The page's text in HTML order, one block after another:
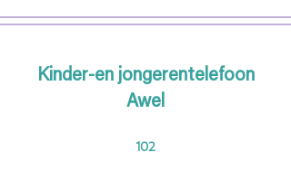
Kinder-en jongerentelefoon
Awel
102